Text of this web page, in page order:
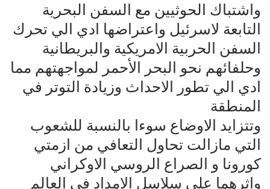
واشتباك الحوثيين مع السفن البحرية
التابعة لاسرئيل واعتراضها ادي الي تحرك
السفن الحربية الامريكية والبريطانية
وحلفائهم نحو البحر الأحمر لمواجهتهم مما
ادي الي تطور الاحداث وزيادة التوتر في
المنطقة
وتتزايد الاوضاع سوءا بالنسبة للشعوب
التي مازالت تحاول التعافي من ازمتي
كورونا و الصراع الروسي الاوكراني
واثرهما علي سلاسل الامداد في العالم